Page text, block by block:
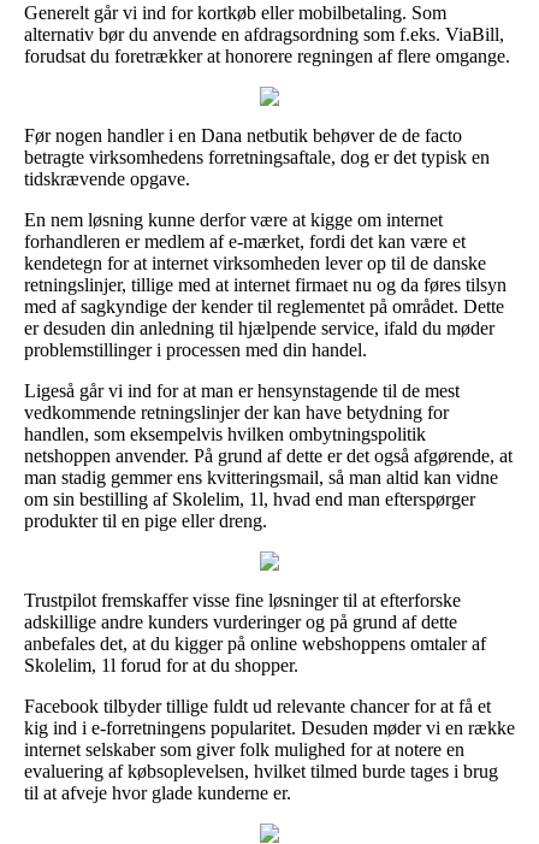
Generelt går vi ind for kortkøb eller mobilbetaling. Som
alternativ bør du anvende en afdragsordning som f.eks. ViaBill,
forudsat du foretrækker at honorere regningen af flere omgange.
Før nogen handler i en Dana netbutik behøver de de facto
betragte virksomhedens forretningsaftale, dog er det typisk en
tidskrævende opgave.
En nem løsning kunne derfor være at kigge om internet
forhandleren er medlem af e-mærket, fordi det kan være et
kendetegn for at internet virksomheden lever op til de danske
retningslinjer, tillige med at internet firmaet nu og da føres tilsyn
med af sagkyndige der kender til reglementet på området. Dette
er desuden din anledning til hjælpende service, ifald du møder
problemstillinger i processen med din handel.
Ligeså går vi ind for at man er hensynstagende til de mest
vedkommende retningslinjer der kan have betydning for
handlen, som eksempelvis hvilken ombytningspolitik
netshoppen anvender. På grund af dette er det også afgørende, at
man stadig gemmer ens kvitteringsmail, så man altid kan vidne
om sin bestilling af Skolelim, 1l, hvad end man efterspørger
produkter til en pige eller dreng.
Trustpilot fremskaffer visse fine løsninger til at efterforske
adskillige andre kunders vurderinger og på grund af dette
anbefales det, at du kigger på online webshoppens omtaler af
Skolelim, 1l forud for at du shopper.
Facebook tilbyder tillige fuldt ud relevante chancer for at få et
kig ind i e-forretningens popularitet. Desuden møder vi en række
internet selskaber som giver folk mulighed for at notere en
evaluering af købsoplevelsen, hvilket tilmed burde tages i brug
til at afveje hvor glade kunderne er.